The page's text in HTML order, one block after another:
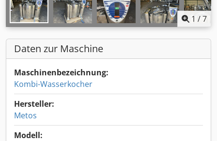
1 /7
Daten zur Maschine
Maschinenbezeichnung:
Kombi-Wasserkocher
Hersteller:
Metos
Modell: